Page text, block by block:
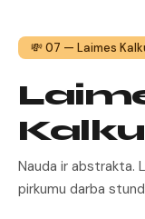
💸 07 — Laimes
Nauda ir abstrakta.
pirkumu darba